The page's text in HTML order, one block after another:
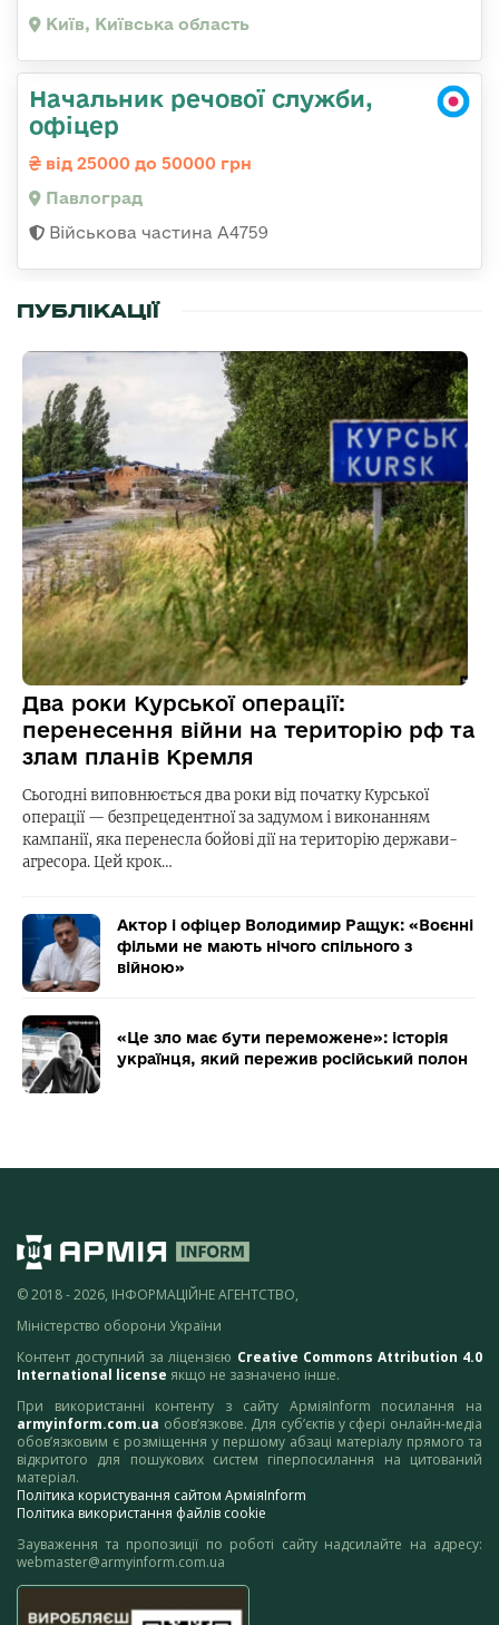
Київ, Київська область
Начальник речової служби,
офіцер
від 25000 до 50000 грн
Павлоград
Військова частина А4759
ПУБЛІКАЦІЇ
Два роки Курської операції:
перенесення війни на територію рф та
злам планів Кремля
Сьогодні виповнюється два роки від початку Курської
операції — безпрецедентної за задумом і виконанням
кампанії, яка перенесла бойові дії на територію держави-
агресора. Цей крок…
Актор і офіцер Володимир Ращук: «Воєнні
фільми не мають нічого спільного з
війною»
«Це зло має бути переможене»: історія
українця, який пережив російський полон
© 2018 - 2026, ІНФОРМАЦІЙНЕ АГЕНТСТВО,
Міністерство оборони України
Контент доступний за ліцензією Creative Commons Attribution 4.0
International license якщо не зазначено інше.
При використанні контенту з сайту АрміяInform посилання на
armyinform.com.ua обов’язкове. Для суб’єктів у сфері онлайн-медіа
обов’язковим є розміщення у першому абзаці матеріалу прямого та
відкритого для пошукових систем гіперпосилання на цитований
матеріал.
Політика користування сайтом АрміяInform
Політика використання файлів cookie
Зауваження та пропозиції по роботі сайту надсилайте на адресу:
webmaster@armyinform.com.ua